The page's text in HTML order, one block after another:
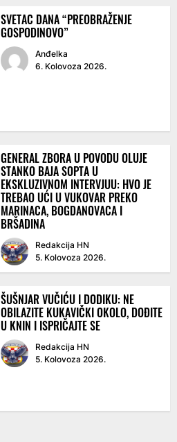
SVETAC DANA “PREOBRAŽENJE
GOSPODINOVO”
Anđelka
6. Kolovoza 2026.
GENERAL ZBORA U POVODU OLUJE
STANKO BAJA SOPTA U
EKSKLUZIVNOM INTERVJUU: HVO JE
TREBAO UĆI U VUKOVAR PREKO
MARINACA, BOGDANOVACA I
BRŠADINA
Redakcija HN
5. Kolovoza 2026.
ŠUŠNJAR VUČIĆU I DODIKU: NE
OBILAZITE KUKAVIČKI OKOLO, DOĐITE
U KNIN I ISPRIČAJTE SE
Redakcija HN
5. Kolovoza 2026.